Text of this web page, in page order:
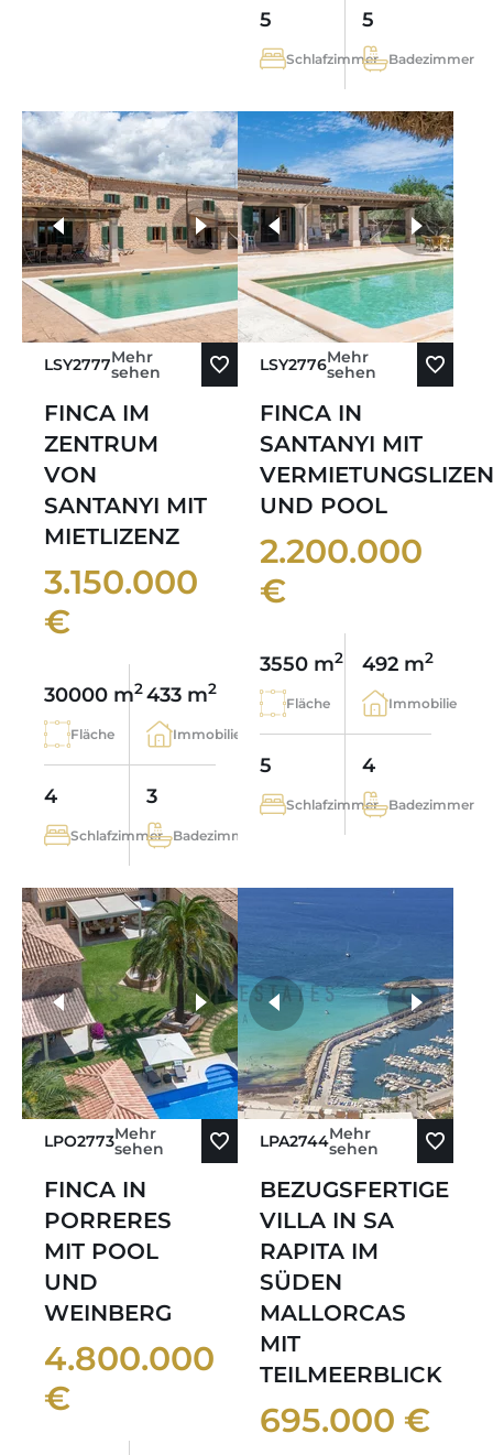
5
Schlafzimmer
5
Badezimmer
LSY2777Mehr
sehen
FINCA IM
ZENTRUM
VON
SANTANYI MIT
MIETLIZENZ
3.150.000
€
30000 m2
Fläche
433 m2
Immobilie
4
Schlafzimmer
3
Badezimmer
weitere Fotos
LSY2776Mehr
sehen
FINCA IN
SANTANYI MIT
UND POOL
2.200.000
€
3550 m2
Fläche
492 m2
Immobilie
5
Schlafzimmer
4
Badezimmer
LPO2773Mehr
sehen
FINCA IN
PORRERES
MIT POOL
UND
WEINBERG
4.800.000
€
weitere Fotos
LPA2744Mehr
sehen
BEZUGSFERTIGE
VILLA IN SA
RAPITA IM
SÜDEN
MALLORCAS
MIT
TEILMEERBLICK
695.000 €